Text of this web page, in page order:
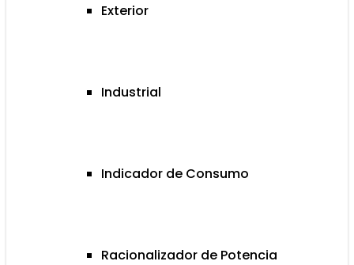
Exterior
Industrial
Indicador de Consumo
Racionalizador de Potencia